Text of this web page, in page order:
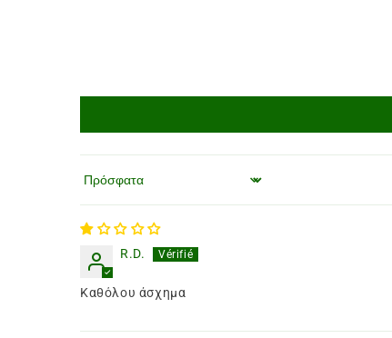
Ταξινόμηση κατά
R.D.
Καθόλου άσχημα